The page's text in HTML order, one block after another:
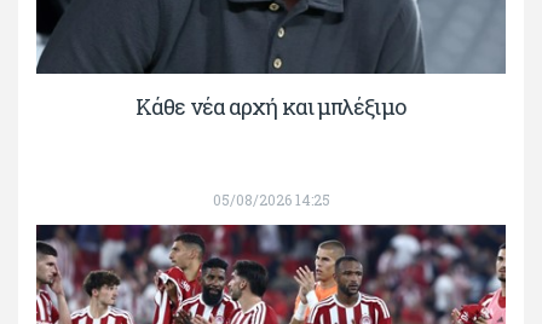
Κάθε νέα αρχή και μπλέξιμο
05/08/2026 14:25